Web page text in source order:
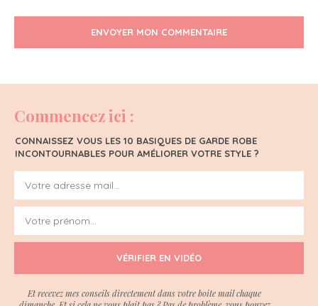
ENVOYER MON COMMENTAIRE
Commencez ici :
CONNAISSEZ VOUS LES 10 BASIQUES DE GARDE ROBE
INCONTOURNABLES POUR AMÉLIORER VOTRE STYLE ?
VÉRIFIER EN VIDÉO
Et recevez mes conseils directement dans votre boite mail chaque